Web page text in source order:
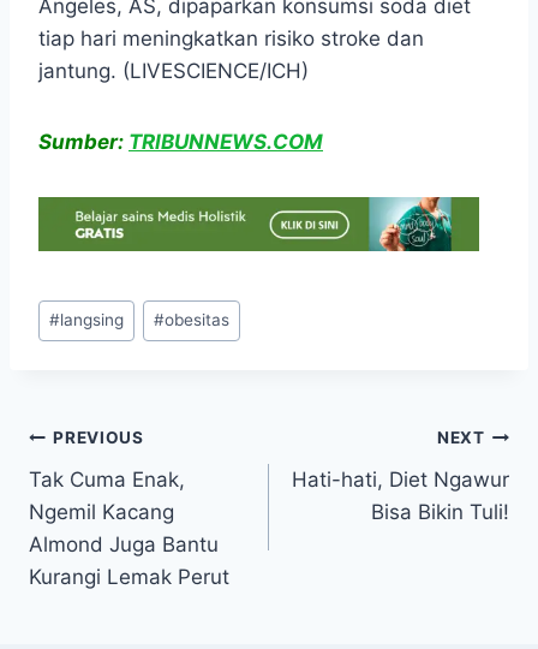
Angeles, AS, dipaparkan konsumsi soda diet
tiap hari meningkatkan risiko stroke dan
jantung. (LIVESCIENCE/ICH)
Sumber: TRIBUNNEWS.COM
Post
Tags:
#langsing #obesitas
Navigasi
pos
PREVIOUS
Tak Cuma Enak,
Ngemil Kacang
Almond Juga Bantu
Kurangi Lemak Perut
NEXT
Hati-hati, Diet Ngawur
Bisa Bikin Tuli!